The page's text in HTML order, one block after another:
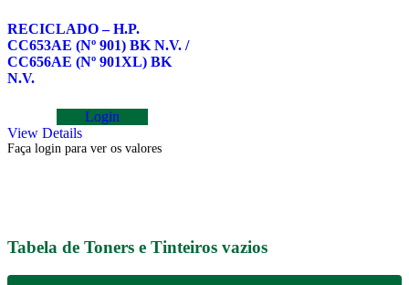
RECICLADO – H.P.
CC653AE (Nº 901) BK N.V. /
CC656AE (Nº 901XL) BK
N.V.
Login
View Details
Faça login para ver os valores
Tabela de Toners e Tinteiros vazios